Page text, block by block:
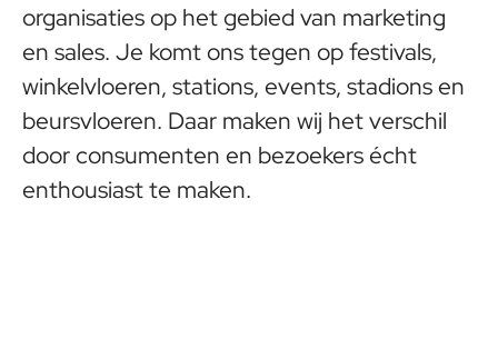
organisaties op het gebied van marketing
en sales. Je komt ons tegen op festivals,
winkelvloeren, stations, events, stadions en
beursvloeren. Daar maken wij het verschil
door consumenten en bezoekers écht
enthousiast te maken.